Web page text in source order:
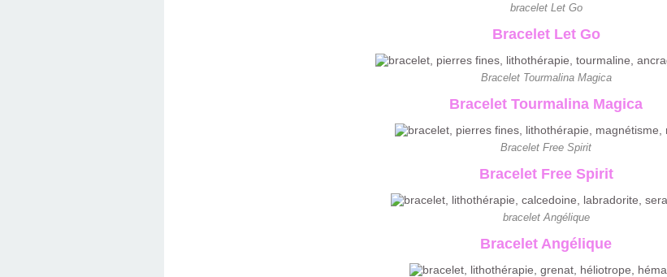
bracelet Let Go
Bracelet Let Go
Bracelet Tourmalina Magica
Bracelet Tourmalina Magica
Bracelet Free Spirit
Bracelet Free Spirit
bracelet Angélique
Bracelet Angélique